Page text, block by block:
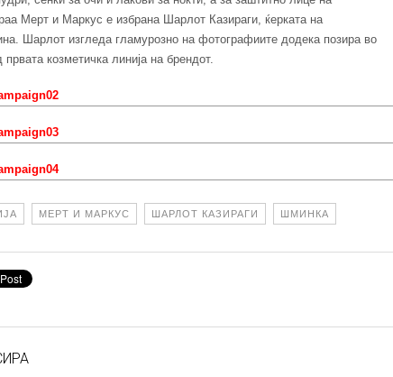
Мерт и Маркус е избрана Шарлот Казираги, ќерката на
Шарлот изгледа гламурозно на фотографиите додека позира во
козметичка линија на брендот.
МЕРТ И МАРКУС ШАРЛОТ КАЗИРАГИ ШМИНКА